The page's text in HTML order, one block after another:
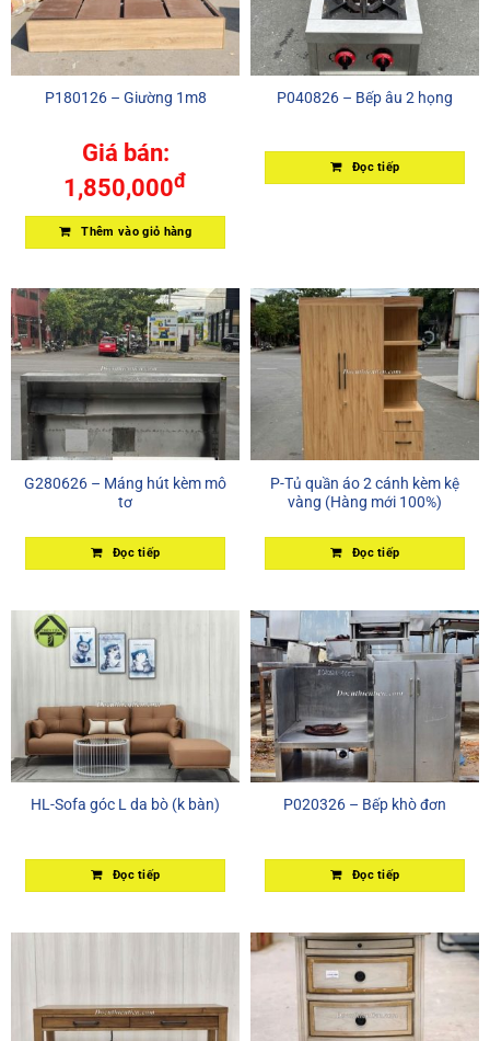
P180126 – Giường 1m8
Giá bán:
1,850,000đ
Thêm vào giỏ hàng
P040826 – Bếp âu 2 họng
Đọc tiếp
G280626 – Máng hút kèm mô
tơ
Đọc tiếp
P-Tủ quần áo 2 cánh kèm kệ
vàng (Hàng mới 100%)
Đọc tiếp
HL-Sofa góc L da bò (k bàn)
Đọc tiếp
P020326 – Bếp khò đơn
Đọc tiếp